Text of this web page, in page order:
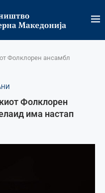
Фолклорен ансамбл
Фолклорен
има настап